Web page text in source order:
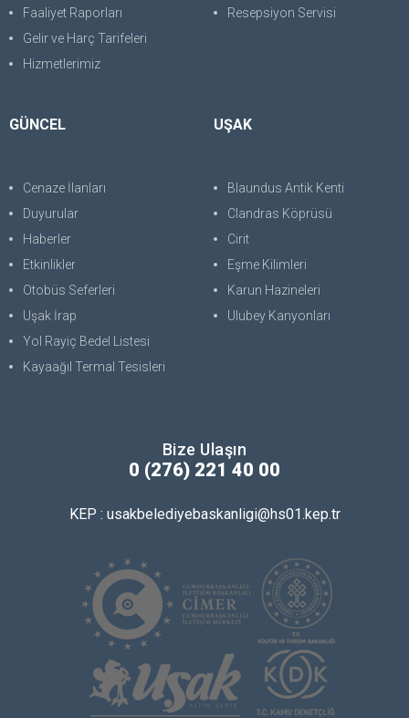
Faaliyet Raporları
Gelir ve Harç Tarifeleri
Hizmetlerimiz
Resepsiyon Servisi
GÜNCEL
Cenaze İlanları
Duyurular
Haberler
Etkinlikler
Otobüs Seferleri
Uşak İrap
Yol Rayiç Bedel Listesi
Kayaağıl Termal Tesisleri
UŞAK
Blaundus Antik Kenti
Clandras Köprüsü
Cirit
Eşme Kilimleri
Karun Hazineleri
Ulubey Kanyonları
Bize Ulaşın
0 (276) 221 40 00
KEP : usakbelediyebaskanligi@hs01.kep.tr